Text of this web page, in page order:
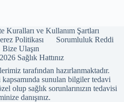
Kuralları ve Kullanım Şartları
Politikası
Sorumluluk Reddi
Bize Ulaşın
Sağlık Hattınız
tarafından hazırlanmaktadır.
sunulan bilgiler tedavi
olup sağlık sorunlarınızın tedavisi
danışınız.